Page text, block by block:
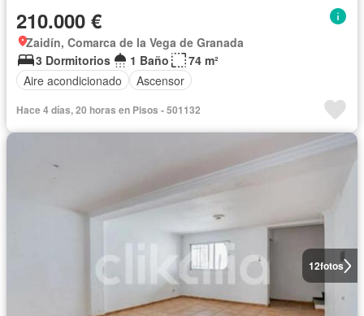
210.000 €
Zaidín, Comarca de la Vega de Granada
3 Dormitorios
1 Baño
74 m²
Aire acondicionado
Ascensor
Hace 4 días, 20 horas en Pisos - 501132
12fotos